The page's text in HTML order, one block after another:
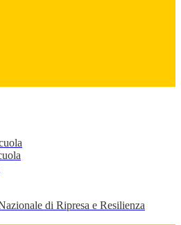
di Ripresa e Resilienza